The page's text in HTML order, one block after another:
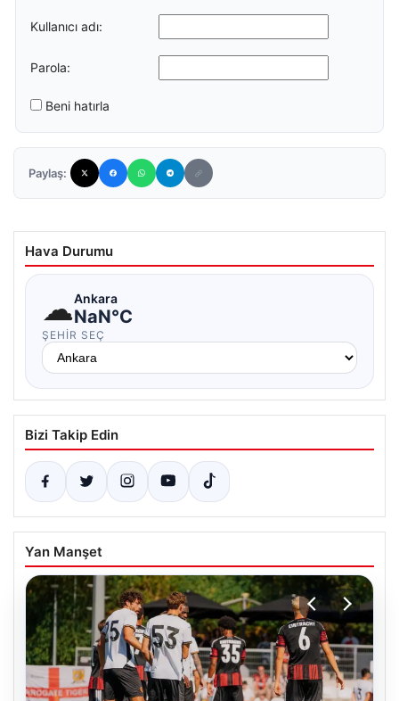
Kullanıcı adı:
Parola:
Beni hatırla
Paylaş:
Hava Durumu
☁Ankara
NaN°C
ŞEHIR SEÇ
Bizi Takip Edin
Yan Manşet